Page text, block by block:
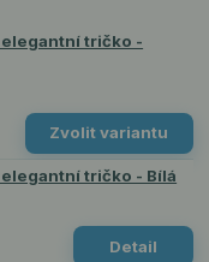
tričko -
Zvolit variantu
tričko - Bílá
Detail